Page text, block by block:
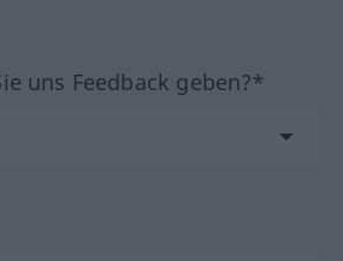
uns Feedback geben?*